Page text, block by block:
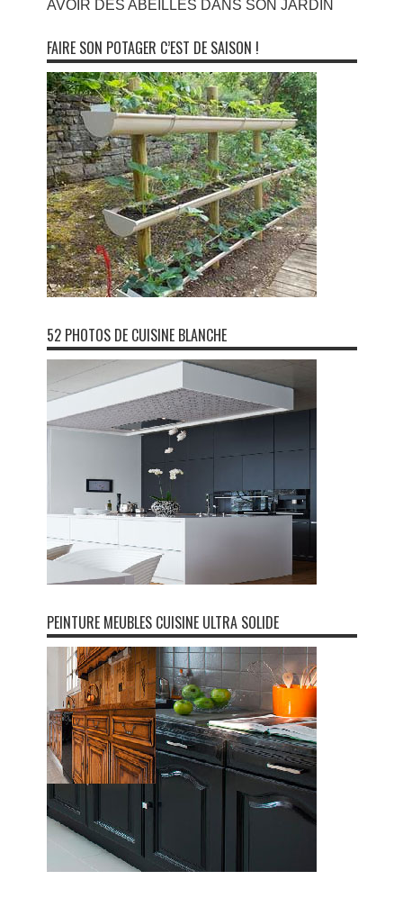
AVOIR DES ABEILLES DANS SON JARDIN
FAIRE SON POTAGER C’EST DE SAISON !
52 PHOTOS DE CUISINE BLANCHE
PEINTURE MEUBLES CUISINE ULTRA SOLIDE